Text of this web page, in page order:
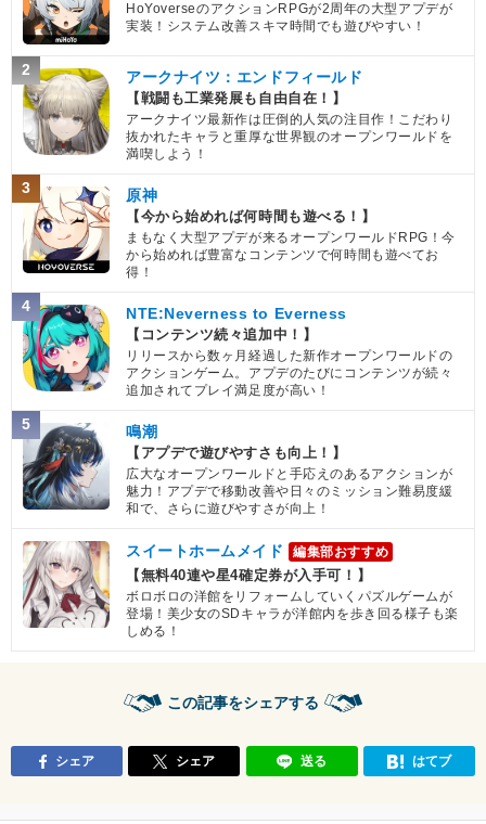
HoYoverseのアクションRPGが2周年の大型アプデが
実装！システム改善スキマ時間でも遊びやすい！
2 アークナイツ：エンドフィールド
【戦闘も工業発展も自由自在！】
アークナイツ最新作は圧倒的人気の注目作！こだわり
抜かれたキャラと重厚な世界観のオープンワールドを
満喫しよう！
3 原神
【今から始めれば何時間も遊べる！】
まもなく大型アプデが来るオープンワールドRPG！今
から始めれば豊富なコンテンツで何時間も遊べてお
得！
4 NTE:Neverness to Everness
【コンテンツ続々追加中！】
リリースから数ヶ月経過した新作オープンワールドの
アクションゲーム。アプデのたびにコンテンツが続々
追加されてプレイ満足度が高い！
5 鳴潮
【アプデで遊びやすさも向上！】
広大なオープンワールドと手応えのあるアクションが
魅力！アプデで移動改善や日々のミッション難易度緩
和で、さらに遊びやすさが向上！
スイートホームメイド 編集部おすすめ
【無料40連や星4確定券が入手可！】
ボロボロの洋館をリフォームしていくパズルゲームが
登場！美少女のSDキャラが洋館内を歩き回る様子も楽
しめる！
この記事をシェアする
シェア シェア 送る はてブ